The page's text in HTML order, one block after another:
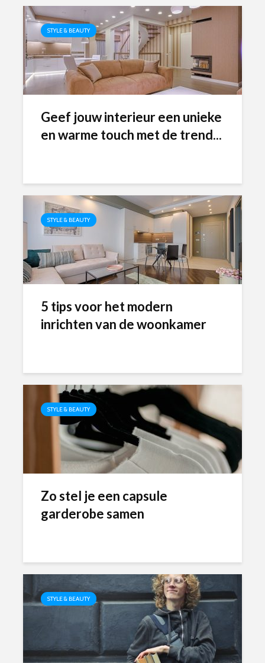
STYLE & BEAUTY
Geef jouw interieur een unieke
en warme touch met de trend...
STYLE & BEAUTY
5 tips voor het modern
inrichten van de woonkamer
STYLE & BEAUTY
Zo stel je een capsule
garderobe samen
STYLE & BEAUTY